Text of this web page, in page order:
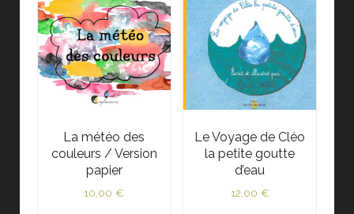
La météo des
couleurs / Version
papier
10,00€
Le Voyage de Cléo
la petite goutte
d’eau
12,00 €